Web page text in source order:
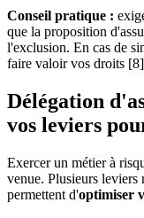
Conseil pratique :
que la proposition
l'exclusion. En cas de
faire valoir vos droits
Délégation
vos leviers
Exercer un métier à
venue. Plusieurs leviers
permettent d'optimiser